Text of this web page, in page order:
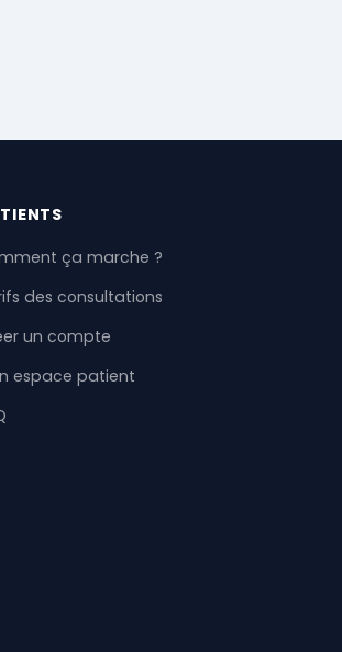
ça marche ?
des consultations
un compte
espace patient